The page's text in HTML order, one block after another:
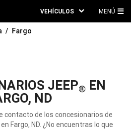
VEHÍCULOS MENÚ
Fargo
JEEP® EN
ND
contacto de los concesionarios de
Fargo, ND. ¿No encuentras lo que